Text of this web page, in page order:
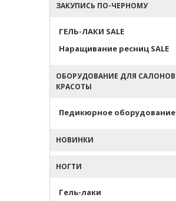
ЗАКУПИСЬ ПО-ЧЕРНОМУ
ГЕЛЬ-ЛАКИ SALE
Наращивание ресниц SALE
ОБОРУДОВАНИЕ ДЛЯ САЛОНОВ
КРАСОТЫ
Педикюрное оборудование
НОВИНКИ
НОГТИ
Гель-лаки